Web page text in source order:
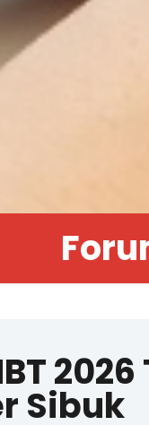
Sibuk